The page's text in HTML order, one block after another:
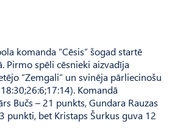
komanda “Cēsis” šogad startē
Pirmo spēli cēsnieki aizvadīja
“Zemgali” un svinēja pārliecinošu
Komandā
Bučs – 21 punkts, Gundara Rauzas
punkti, bet Kristaps Šurkus guva 12